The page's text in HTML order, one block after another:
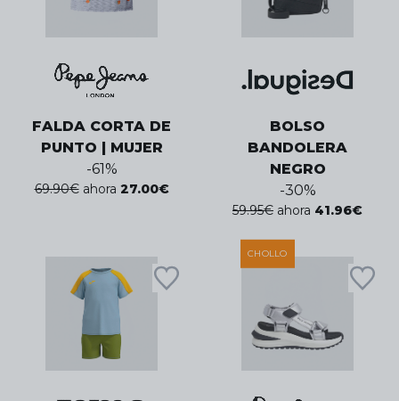
FALDA CORTA DE
PUNTO | MUJER
-61%
69.90€ ahora 27.00€
BOLSO
BANDOLERA
NEGRO
-30%
59.95€ ahora 41.96€
CHOLLO